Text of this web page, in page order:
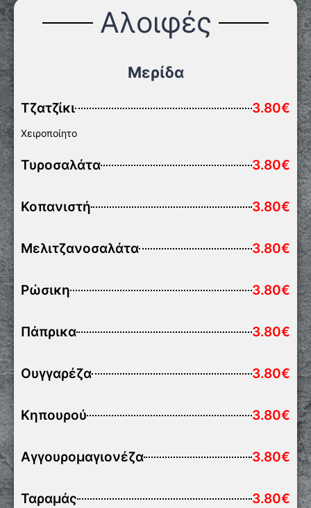
Αλοιφές
Μερίδα
Τζατζίκι 3.80€
Χειροποίητο
Τυροσαλάτα 3.80€
Κοπανιστή 3.80€
Μελιτζανοσαλάτα 3.80€
Ρώσικη 3.80€
Πάπρικα 3.80€
Ουγγαρέζα 3.80€
Κηπουρού 3.80€
Αγγουρομαγιονέζα 3.80€
Ταραμάς 3.80€